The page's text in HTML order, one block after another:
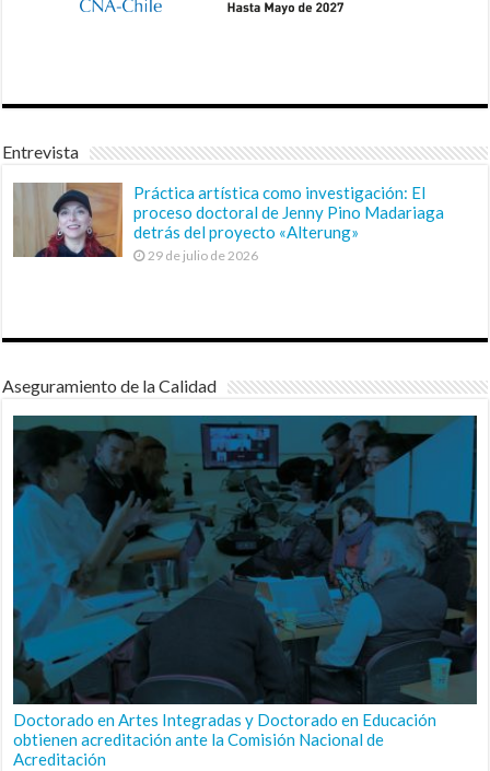
Entrevista
Práctica artística como investigación: El
proceso doctoral de Jenny Pino Madariaga
detrás del proyecto «Alterung»
29 de julio de 2026
Aseguramiento de la Calidad
Doctorado en Artes Integradas y Doctorado en Educación
obtienen acreditación ante la Comisión Nacional de
Acreditación